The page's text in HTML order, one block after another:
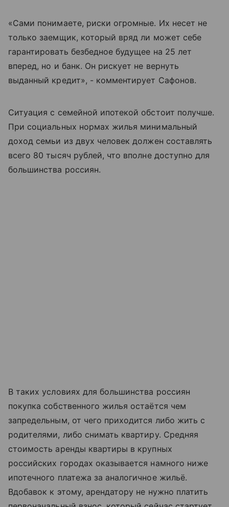
«Сами понимаете, риски огромные. Их несет не
только заемщик, который вряд ли может себе
гарантировать безбедное будущее на 25 лет
вперед, но и банк. Он рискует не вернуть
выданный кредит», - комментирует Сафонов.
Ситуация с семейной ипотекой обстоит получше.
При социальных нормах жилья минимальный
доход семьи из двух человек должен составлять
всего 80 тысяч рублей, что вполне доступно для
большинства россиян.
В таких условиях для большинства россиян
покупка собственного жилья остаётся чем
запредельным, от чего приходится либо жить с
родителями, либо снимать квартиру. Средняя
стоимость аренды квартиры в крупных
российских городах оказывается намного ниже
ипотечного платежа за аналогичное жильё.
Вдобавок к этому, арендатору не нужно платить